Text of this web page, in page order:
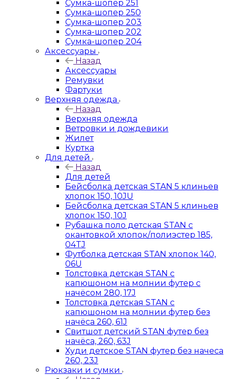
Сумка-шопер 251
Сумка-шопер 250
Сумка-шопер 203
Сумка-шопер 202
Сумка-шопер 204
Аксессуары
Назад
Аксессуары
Ремувки
Фартуки
Верхняя одежда
Назад
Верхняя одежда
Ветровки и дождевики
Жилет
Куртка
Для детей
Назад
Для детей
Бейсболка детская STAN 5 клиньев
хлопок 150, 10JU
Бейсболка детская STAN 5 клиньев
хлопок 150, 10J
Рубашка поло детская STAN с
окантовкой хлопок/полиэстер 185,
04TJ
Футболка детская STAN хлопок 140,
06U
Толстовка детская STAN с
капюшоном на молнии футер с
начёсом 280, 17J
Толстовка детская STAN с
капюшоном на молнии футер без
начёса 260, 61J
Свитшот детский STAN футер без
начёса, 260, 63J
Худи детское STAN футер без начеса
260, 23J
Рюкзаки и сумки